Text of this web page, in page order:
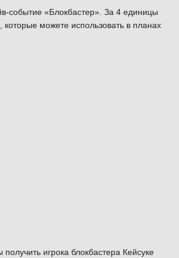
событие «Блокбастер». За 4 единицы
которые можете использовать в планах
игрока блокбастера Кейсуке